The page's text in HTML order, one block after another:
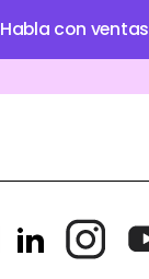
Habla con ventas